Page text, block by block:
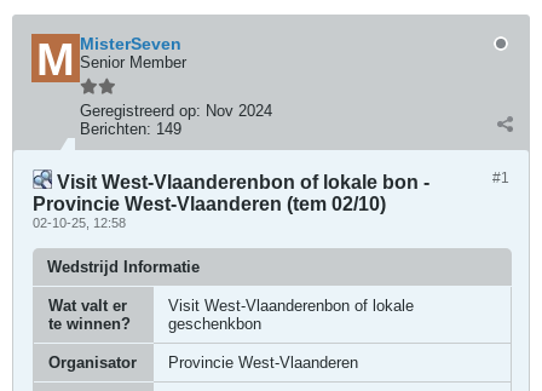
MisterSeven
Senior Member
Geregistreerd op: Nov 2024
Berichten: 149
#1
Visit West-Vlaanderenbon of lokale bon -
Provincie West-Vlaanderen (tem 02/10)
02-10-25, 12:58
Wedstrijd Informatie
Wat valt er
te winnen?
Visit West-Vlaanderenbon of lokale
geschenkbon
Organisator Provincie West-Vlaanderen